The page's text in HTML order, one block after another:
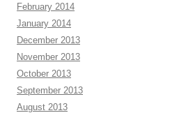
February 2014
January 2014
December 2013
November 2013
October 2013
September 2013
August 2013